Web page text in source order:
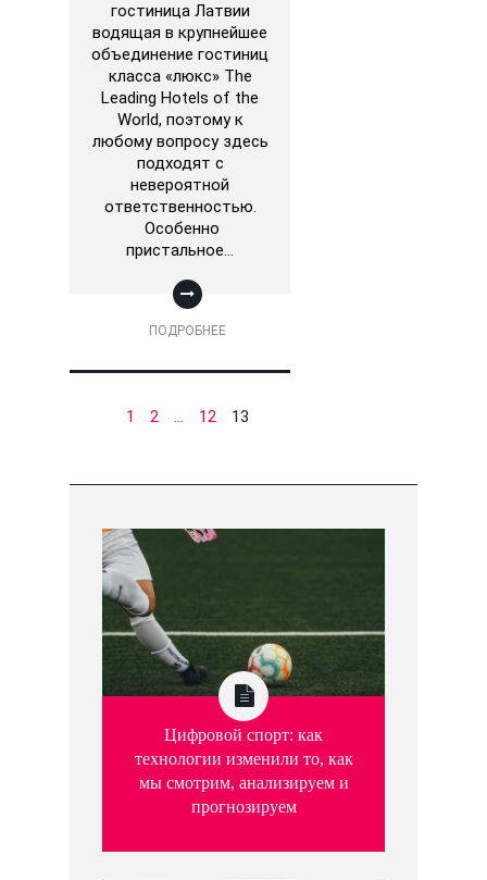
гостиница Латвии
водящая в крупнейшее
объединение гостиниц
класса «люкс» The
Leading Hotels of the
World, поэтому к
любому вопросу здесь
подходят с
невероятной
ответственностью.
Особенно
пристальное…
ПОДРОБНЕЕ
1 2 … 12 13
Цифровой спорт: как
технологии изменили то, как
мы смотрим, анализируем и
прогнозируем